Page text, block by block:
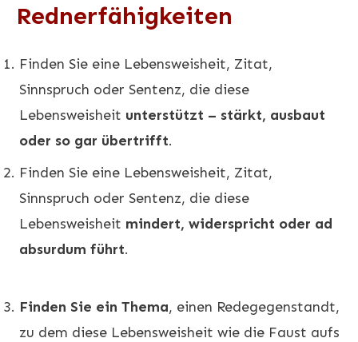
Rednerfähigkeiten
Finden Sie eine Lebensweisheit, Zitat,
Sinnspruch oder Sentenz, die diese
Lebensweisheit unterstützt – stärkt, ausbaut
oder so gar übertrifft.
Finden Sie eine Lebensweisheit, Zitat,
Sinnspruch oder Sentenz, die diese
Lebensweisheit mindert, widerspricht oder ad
absurdum führt.
Finden Sie ein Thema, einen Redegegenstandt,
zu dem diese Lebensweisheit wie die Faust aufs